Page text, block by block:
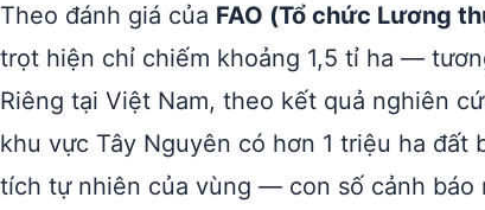
Theo đánh giá của FAO (Tổ chức Lương
trọt hiện chỉ chiếm khoảng 1,5 tỉ ha —
Riêng tại Việt Nam, theo kết quả nghiên
khu vực Tây Nguyên có hơn 1 triệu ha đất
tích tự nhiên của vùng — con số cảnh báo